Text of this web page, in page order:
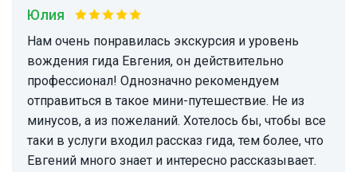
Юлия
Нам очень понравилась экскурсия и уровень
вождения гида Евгения, он действительно
профессионал! Однозначно рекомендуем
отправиться в такое мини-путешествие. Не из
минусов, а из пожеланий. Хотелось бы, чтобы все
таки в услуги входил рассказ гида, тем более, что
Евгений много знает и интересно рассказывает.